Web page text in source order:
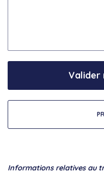
Valider
Informations relatives au